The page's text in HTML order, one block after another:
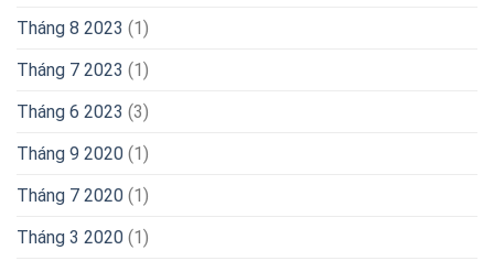
Tháng 8 2023 (1)
Tháng 7 2023 (1)
Tháng 6 2023 (3)
Tháng 9 2020 (1)
Tháng 7 2020 (1)
Tháng 3 2020 (1)